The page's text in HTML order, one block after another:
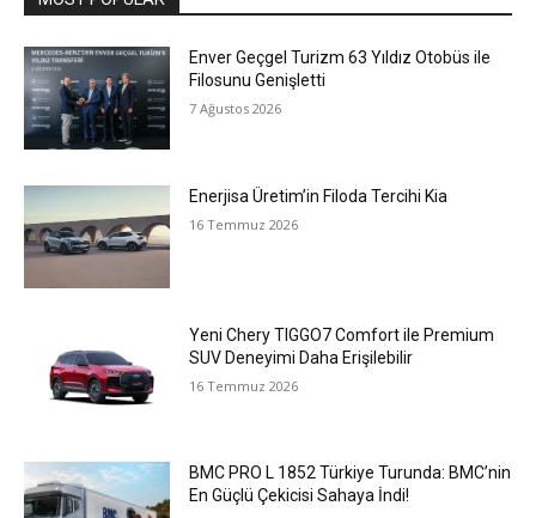
Enver Geçgel Turizm 63 Yıldız Otobüs ile
Filosunu Genişletti
7 Ağustos 2026
Enerjisa Üretim’in Filoda Tercihi Kia
16 Temmuz 2026
Yeni Chery TIGGO7 Comfort ile Premium
SUV Deneyimi Daha Erişilebilir
16 Temmuz 2026
BMC PRO L 1852 Türkiye Turunda: BMC’nin
En Güçlü Çekicisi Sahaya İndi!